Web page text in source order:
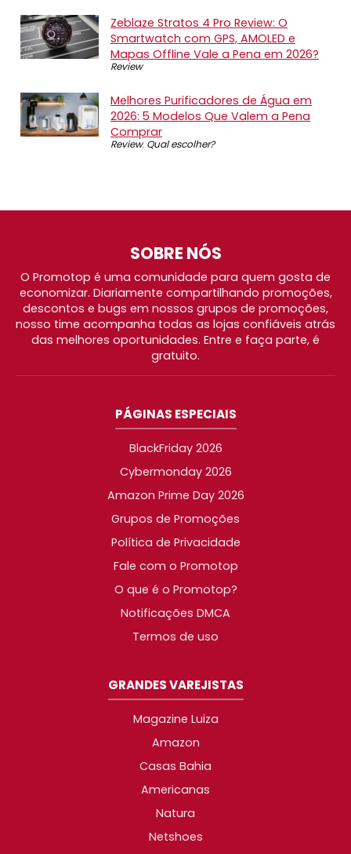
Zeblaze Stratos 4 Pro Review: O
Smartwatch com GPS, AMOLED e
Mapas Offline Vale a Pena em 2026?
Review
Melhores Purificadores de Água em
2026: 5 Modelos Que Valem a Pena
Comprar
Review, Qual escolher?
SOBRE NÓS
O Promotop é uma comunidade para quem gosta de
economizar. Diariamente compartilhando promoções,
descontos e bugs em nossos grupos de promoções,
nosso time acompanha todas as lojas confiáveis atrás
das melhores oportunidades. Entre e faça parte, é
gratuito.
PÁGINAS ESPECIAIS
BlackFriday 2026
Cybermonday 2026
Amazon Prime Day 2026
Grupos de Promoções
Política de Privacidade
Fale com o Promotop
O que é o Promotop?
Notificações DMCA
Termos de uso
GRANDES VAREJISTAS
Magazine Luiza
Amazon
Casas Bahia
Americanas
Natura
Netshoes